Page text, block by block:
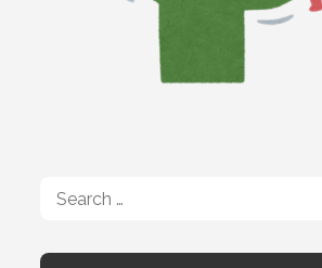
Search